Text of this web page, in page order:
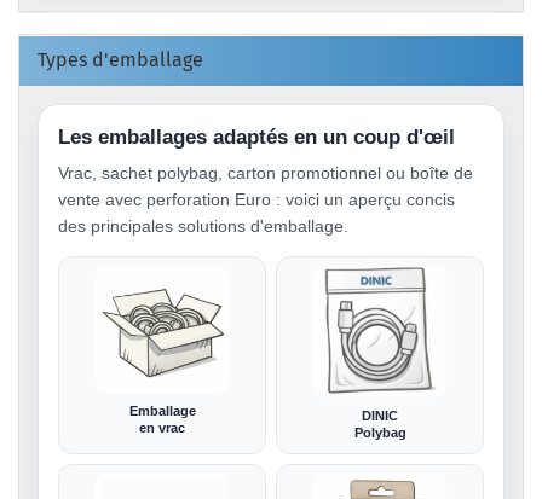
Types d'emballage
Les emballages adaptés en un coup d'œil
Vrac, sachet polybag, carton promotionnel ou boîte de
vente avec perforation Euro : voici un aperçu concis
des principales solutions d'emballage.
Emballage
en vrac
DINIC
Polybag